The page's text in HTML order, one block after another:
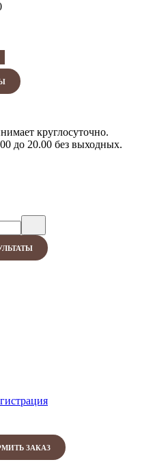
круглосуточно.
до 20.00 без выходных.
ЗАКАЗ